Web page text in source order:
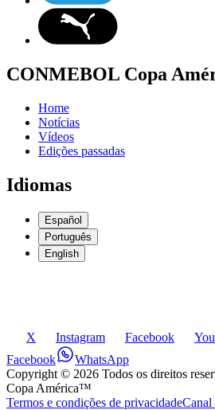
CONMEBOL Copa
Home
Notícias
Vídeos
Edições passadas
Idiomas
Español
Português
English
X Instagram Facebook
Facebook
WhatsApp
Copyright © 2026 Todos os direitos
Copa América™
Termos e condições de privacidadeCanal